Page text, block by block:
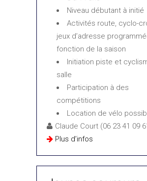
Niveau débutant à initié
Activités route, cyclo-
jeux d’adresse
fonction de la saison
Initiation piste et
salle
Participation à des
compétitions
Location de vélo
Claude Court (06 23 41 09
Plus d’infos